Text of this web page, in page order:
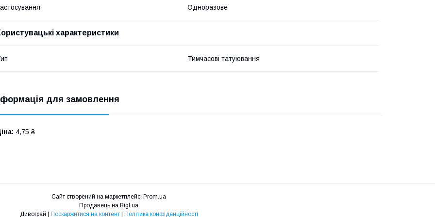
Одноразове
характеристики
Тимчасові татуювання
для замовлення
4,75 ₴
Сайт створений на маркетплейсі Prom.ua
Продавець на Bigl.ua
Дивограй | Поскаржитися на контент | Політика конфіденційності